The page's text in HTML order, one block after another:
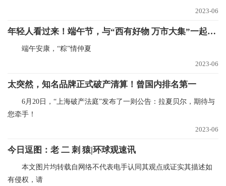
2023-06
年轻人看过来！端午节，与“西有好物 万市大集”一起整个开心！
端午安康，“粽”情仲夏
2023-06
太突然，知名品牌正式破产清算！曾国内排名第一
6月20日，“上海破产法庭”发布了一则公告：拉夏贝尔，期待与
您牵手！
2023-06
今日逗图：老 二 刺 猿|环球观速讯
‍本文图片均转载自网络不代表电手认同其观点或证实其描述如
有侵权，请